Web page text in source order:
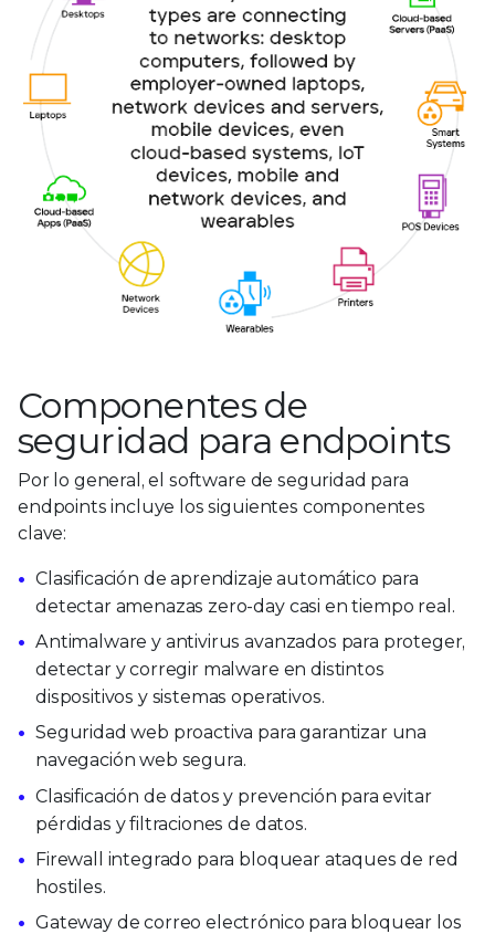
Componentes de
seguridad para endpoints
Por lo general, el software de seguridad para
endpoints incluye los siguientes componentes
clave:
Clasificación de aprendizaje automático para
detectar amenazas zero-day casi en tiempo real.
Antimalware y antivirus avanzados para proteger,
detectar y corregir malware en distintos
dispositivos y sistemas operativos.
Seguridad web proactiva para garantizar una
navegación web segura.
Clasificación de datos y prevención para evitar
pérdidas y filtraciones de datos.
Firewall integrado para bloquear ataques de red
hostiles.
Gateway de correo electrónico para bloquear los